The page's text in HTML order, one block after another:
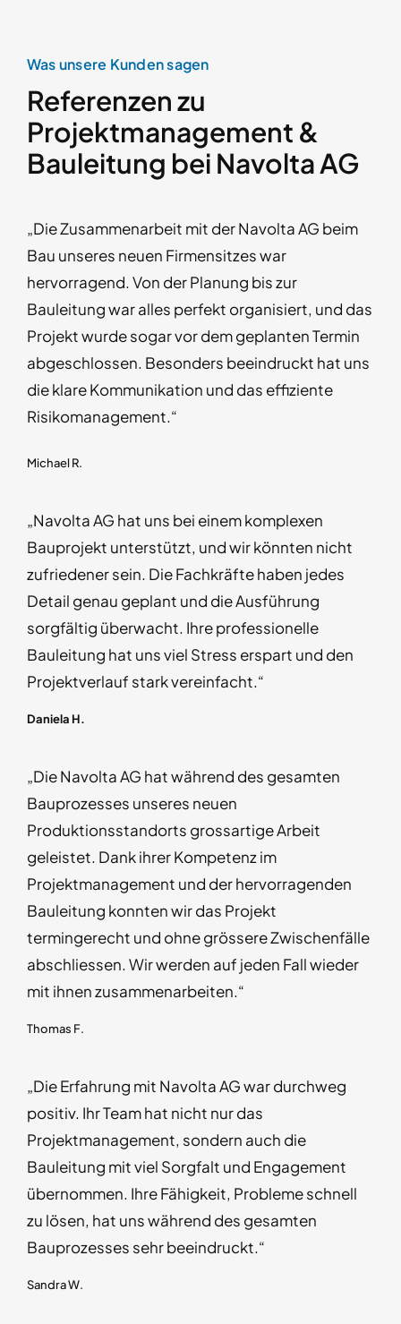
Was unsere Kunden sagen
Referenzen zu
Projektmanagement &
Bauleitung bei Navolta AG
„Die Zusammenarbeit mit der Navolta AG beim
Bau unseres neuen Firmensitzes war
hervorragend. Von der Planung bis zur
Bauleitung war alles perfekt organisiert, und das
Projekt wurde sogar vor dem geplanten Termin
abgeschlossen. Besonders beeindruckt hat uns
die klare Kommunikation und das effiziente
Risikomanagement.“
Michael R.
„Navolta AG hat uns bei einem komplexen
Bauprojekt unterstützt, und wir könnten nicht
zufriedener sein. Die Fachkräfte haben jedes
Detail genau geplant und die Ausführung
sorgfältig überwacht. Ihre professionelle
Bauleitung hat uns viel Stress erspart und den
Projektverlauf stark vereinfacht.“
Daniela H.
„Die Navolta AG hat während des gesamten
Bauprozesses unseres neuen
Produktionsstandorts grossartige Arbeit
geleistet. Dank ihrer Kompetenz im
Projektmanagement und der hervorragenden
Bauleitung konnten wir das Projekt
termingerecht und ohne grössere Zwischenfälle
abschliessen. Wir werden auf jeden Fall wieder
mit ihnen zusammenarbeiten.“
Thomas F.
„Die Erfahrung mit Navolta AG war durchweg
positiv. Ihr Team hat nicht nur das
Projektmanagement, sondern auch die
Bauleitung mit viel Sorgfalt und Engagement
übernommen. Ihre Fähigkeit, Probleme schnell
zu lösen, hat uns während des gesamten
Bauprozesses sehr beeindruckt.“
Sandra W.